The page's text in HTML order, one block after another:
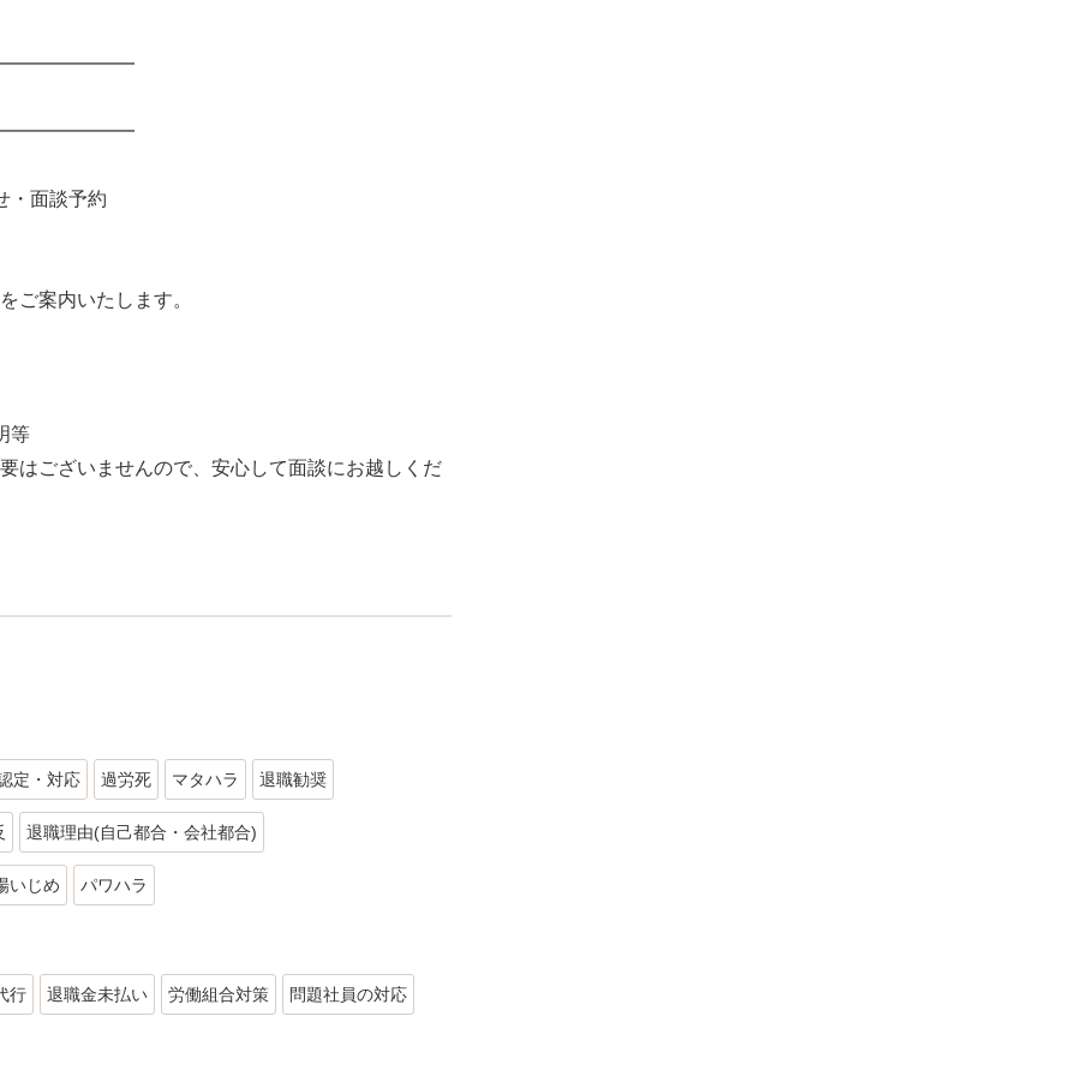
・面談予約
ご案内いたします。
等
はございませんので、安心して面談にお越しくだ
定・対応 過労死 マタハラ 退職勧奨
退職理由(自己都合・会社都合)
いじめ パワハラ
行 退職金未払い 労働組合対策 問題社員の対応